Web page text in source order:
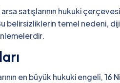
satışlarının hukuki
temel nedeni,
en büyük hukuki engeli,16